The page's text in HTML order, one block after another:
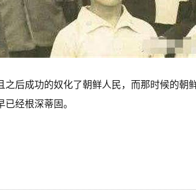
后成功的奴化了朝鲜人民，而那时候的朝
经根深蒂固。